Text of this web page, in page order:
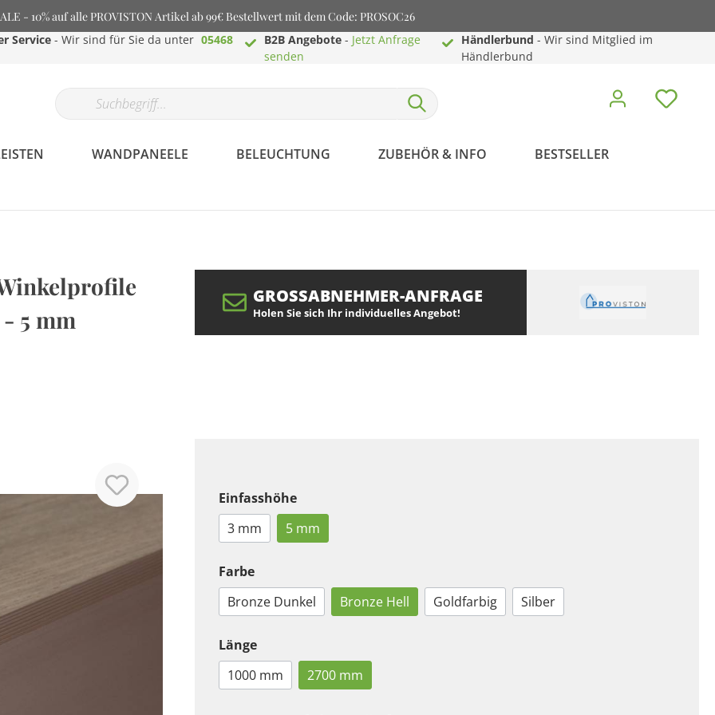
- 10% auf alle PROVISTON Artikel ab 99€ Bestellwert mit dem Code: PROSOC26
Service - Wir sind für Sie da unter 05468
B2B Angebote- Jetzt Anfrage
senden
Händlerbund - Wir sind Mitglied im
Händlerbund
WANDPANEELE BELEUCHTUNG ZUBEHÖR & INFO BESTSELLER
Bodenbeläge aller
5 mm
GROSSABNEHMER-ANFRAGE
Holen Sie sich Ihr individuelles Angebot!
Einfasshöhe
3 mm
5 mm
Farbe
Bronze Dunkel
Bronze Hell Goldfarbig Silber
Länge
1000 mm
2700 mm